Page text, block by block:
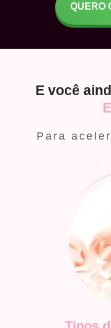
QUERO
E você
Para